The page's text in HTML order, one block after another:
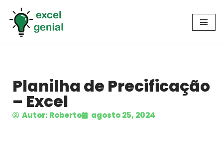
Pular
para
Planilha de Precificação
– Excel
Autor: Roberto agosto 25, 2024